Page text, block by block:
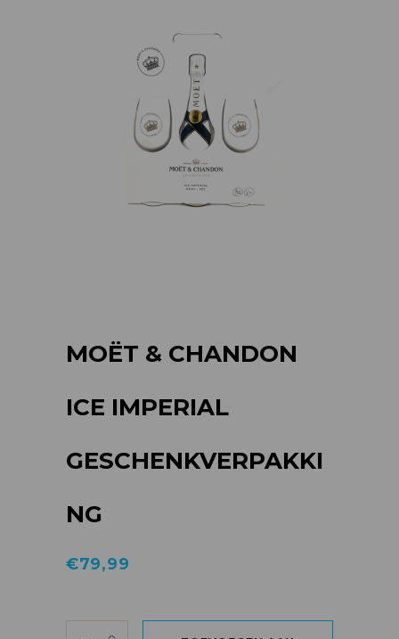
MOËT & CHANDON
ICE IMPERIAL
GESCHENKVERPAKKI
NG
€79,99
MOËT & CHANDON ICE IMPERIAL